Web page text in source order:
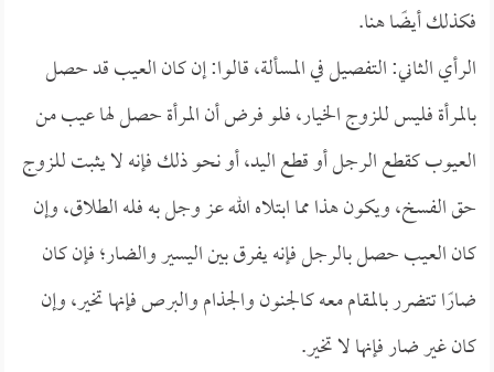
فكذلك أيضًا هنا.
الرأي الثاني: التفصيل في المسألة، قالوا: إن كان العيب قد حصل
بالمرأة فليس للزوج الخيار، فلو فرض أن المرأة حصل لها عيب من
العيوب كقطع الرجل أو قطع اليد، أو نحو ذلك فإنه لا يثبت للزوج
حق الفسخ، ويكون هذا مما ابتلاه الله عز وجل به فله الطلاق، وإن
كان العيب حصل بالرجل فإنه يفرق بين اليسير والضار؛ فإن كان
ضارًا تتضرر بالمقام معه كالجنون والجذام والبرص فإنها تخير، وإن
كان غير ضار فإنها لا تخير.